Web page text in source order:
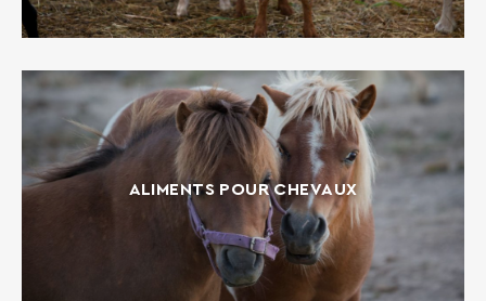
ALIMENTS POUR CHEVAUX